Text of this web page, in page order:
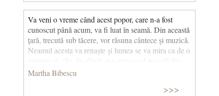
Va veni o vreme când acest popor, care n-a fost
cunoscut până acum, va fi luat în seamă. Din această
ţară, trecută sub tăcere, vor răsuna cântece şi muzică.
Neamul acesta va renaşte şi lumea se va mira ca de o
minune să afle, în sfârşit, tot ceea ce el posedă din
conştiinţa universală.
Martha Bibescu
>>>